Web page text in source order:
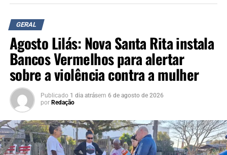
temporal.
Equipes do Corpo de Bombeiros Militar atenderam a
ocorrência, mas o motociclista morreu no local.
Na mesma rodovia, na altura do bairro Estação, outra
queda de árvore atingiu um carro e bloqueou
parcialmente a pista. Ninguém ficou ferido. Os bombeiros
realizaram a remoção da árvore e do veículo para a
liberação do trânsito.
GERAL
Agosto Lilás: Nova Santa Rita instala
Bancos Vermelhos para alertar
sobre a violência contra a mulher
Publicado 1 dia atrásem 6 de agosto de 2026
por Redação